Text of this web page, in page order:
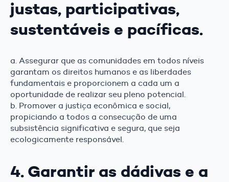
justas, participativas,
sustentáveis e pacíficas.
a. Assegurar que as comunidades em todos níveis
garantam os direitos humanos e as liberdades
fundamentais e proporcionem a cada um a
oportunidade de realizar seu pleno potencial.
b. Promover a justiça econômica e social,
propiciando a todos a consecução de uma
subsistência significativa e segura, que seja
ecologicamente responsável.
4. Garantir as dádivas e a